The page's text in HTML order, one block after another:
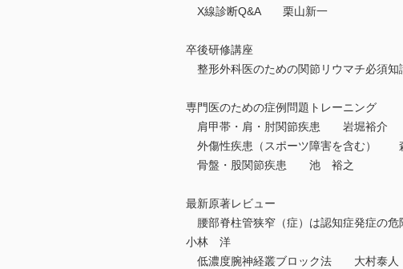
X線診断Q&A 栗山新一
卒後研修講座
整形外科医のための関節リウマチ必
専門医のための症例問題トレーニング
肩甲帯・肩・肘関節疾患 岩堀裕介
外傷性疾患（スポーツ障害を含む）
骨盤・股関節疾患 池 裕之
最新原著レビュー
腰部脊柱管狭窄（症）は認知症発症の
小林 洋
低濃度腕神経叢ブロック法 大村泰人